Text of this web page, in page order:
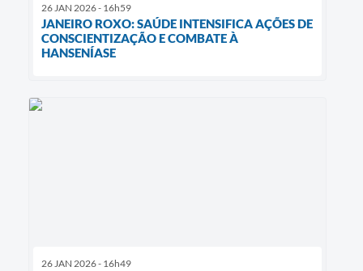
26 JAN 2026 - 16h59
JANEIRO ROXO: SAÚDE INTENSIFICA AÇÕES DE
CONSCIENTIZAÇÃO E COMBATE À
HANSENÍASE
26 JAN 2026 - 16h49